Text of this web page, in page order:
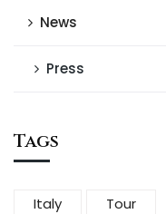
News
Press
Tags
Italy Tour